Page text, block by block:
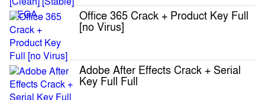
Office 365 Crack + Product Key Full
[no Virus]
Adobe After Effects Crack + Serial
Key Full Full